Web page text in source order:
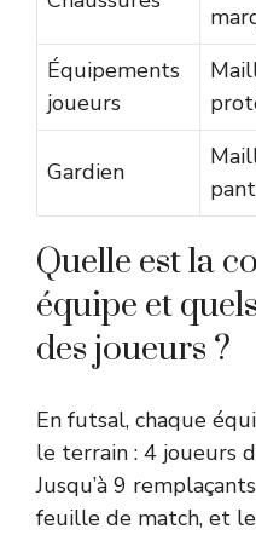
Équipements
joueurs
Gardien
Quelle est la
équipe et
des joueurs ?
En futsal, chaque
le terrain : 4 joueurs
Jusqu’à 9
feuille de match, et